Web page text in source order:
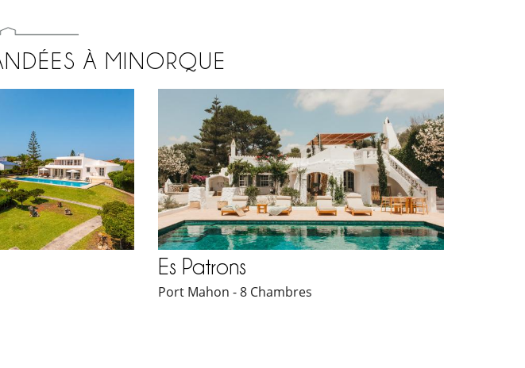
À MINORQUE
Es Patrons
Port Mahon - 8 Chambres